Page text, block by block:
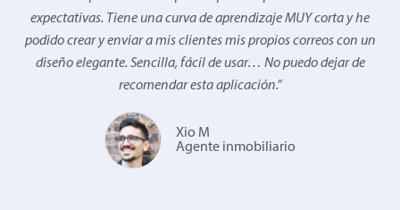
expectativas. Tiene una curva de aprendizaje MUY corta y he
podido crear y enviar a mis clientes mis propios correos con un
diseño elegante. Sencilla, fácil de usar… No puedo dejar de
recomendar esta aplicación.”
Xio M
Agente inmobiliario